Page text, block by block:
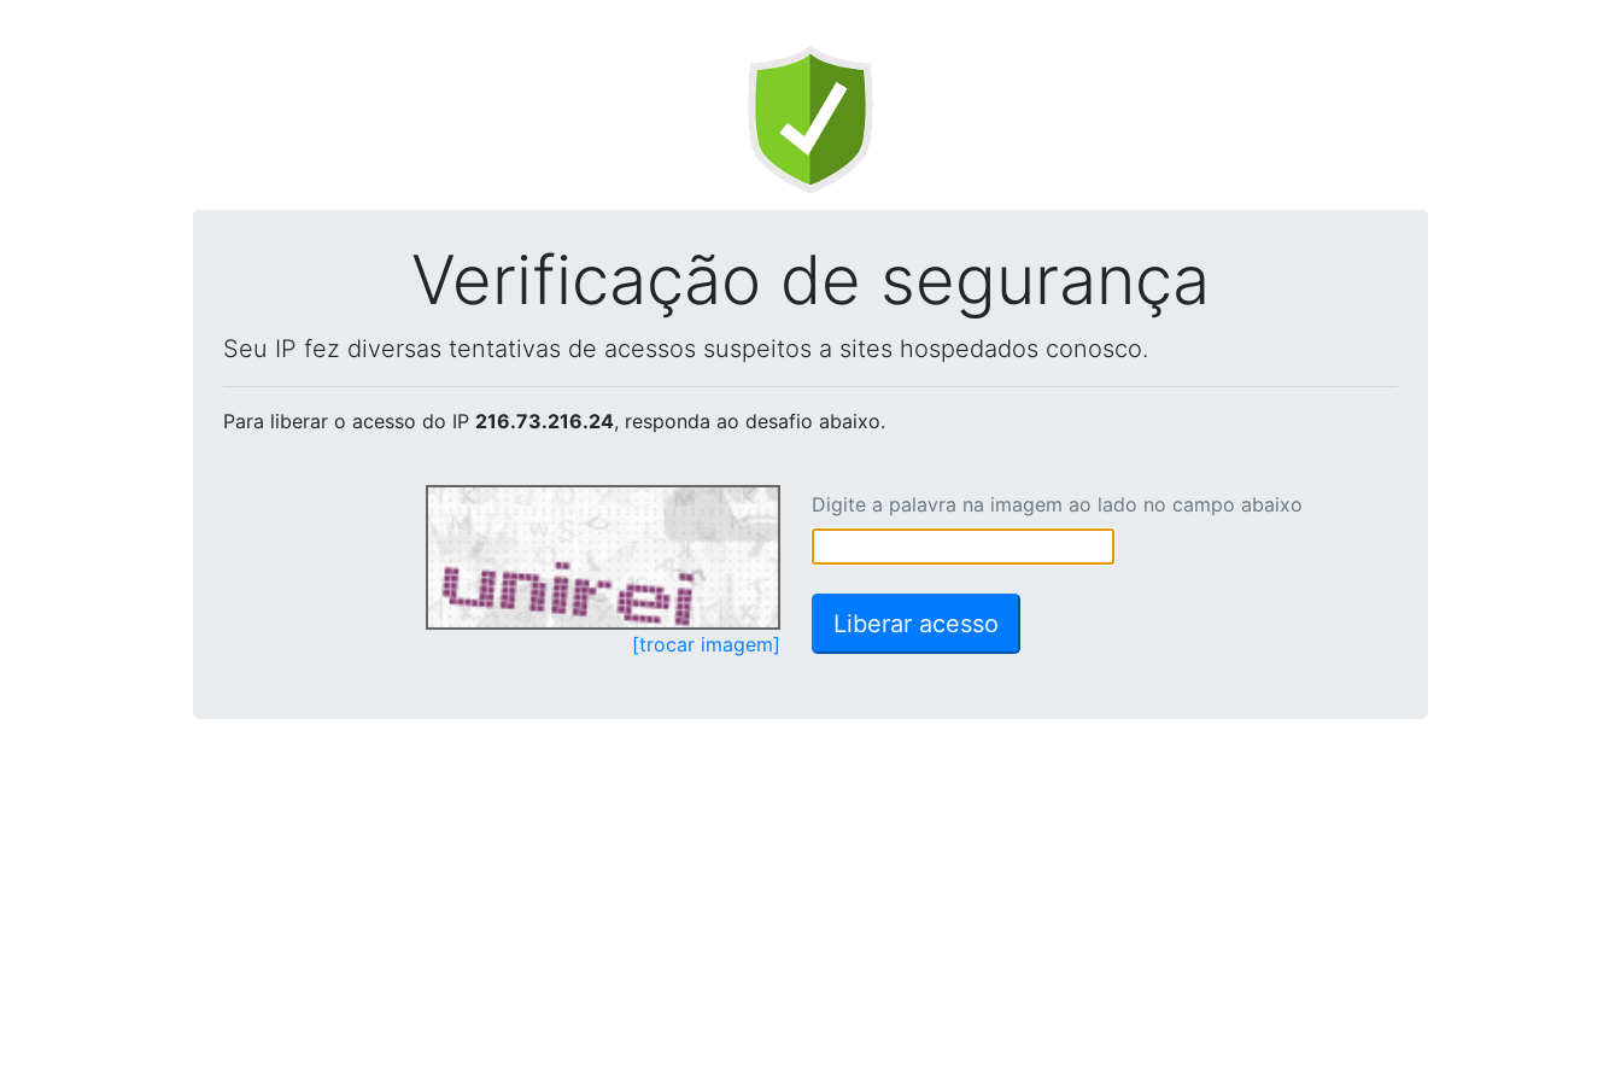
Verificação de segurança
Seu IP fez diversas tentativas de acessos suspeitos a sites hospedados conosco.
Para liberar o acesso do IP 216.73.216.24, responda ao desafio abaixo.
[trocar imagem]
Digite a palavra na imagem ao lado no campo abaixo